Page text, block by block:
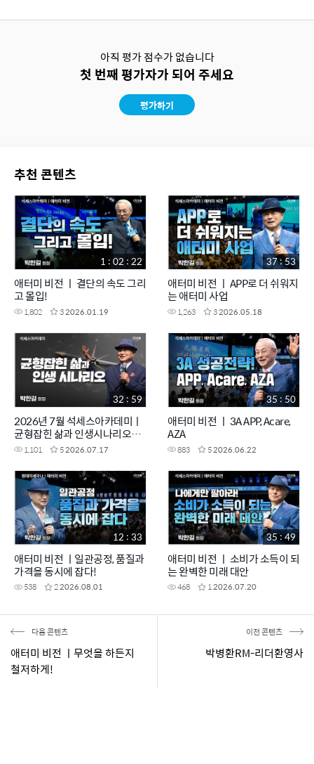
아직 평가 점수가 없습니다
첫 번째 평가자가 되어 주세요
평가하기
추천 콘텐츠
애터미 비전 ㅣ 결단의 속도 그리
고 몰입!
1,802 32026.01.19
1 : 02 : 22
애터미 비전 ㅣ APP로 더 쉬워지
는 애터미 사업
1,263 32026.05.18
37 : 53
2026년 7월 석세스아카데미ㅣ
균형잡힌 삶과 인생시나리오ㅣ
박한길회장
1,101 52026.07.17
32 : 59
애터미 비전 ㅣ 3A APP, Acare,
AZA
883 52026.06.22
35 : 50
애터미 비전 ㅣ일관공정, 품질과
가격을 동시에 잡다!
538 22026.08.01
12 : 33
애터미 비전 ㅣ 소비가 소득이 되
는 완벽한 미래 대안
468 12026.07.20
35 : 49
다음 콘텐츠
애터미 비전 ㅣ무엇을 하든지
철저하게!
이전 콘텐츠
박병환RM-리더환영사